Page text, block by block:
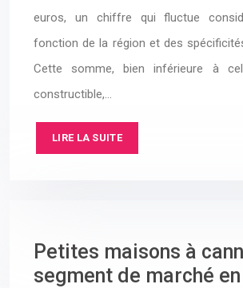
euros, un chiffre qui fluctue
fonction de la région et des
Cette somme, bien inférieure à
constructible,…
LIRE LA SUITE
Petites maisons à
segment de marché